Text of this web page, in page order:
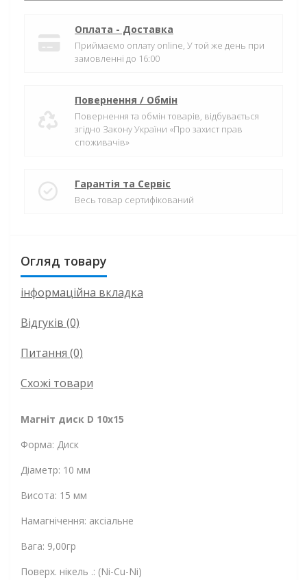
Оплата - Доставка
Приймаємо оплату online, У той же день при
замовленні до 16:00
Повернення / Обмін
Повернення та обмін товарів, відбувається
згідно Закону України «Про захист прав
споживачів»
Гарантія та Сервіс
Весь товар сертифікований
Огляд товару
інформаційна вкладка
Відгуків (0)
Питання (0)
Схожі товари
Магніт диск D 10х15
Форма: Диск
Діаметр: 10 мм
Висота: 15 мм
Намагнічення: аксіальне
Вага: 9,00гр
Поверх. нікель .: (Ni-Cu-Ni)